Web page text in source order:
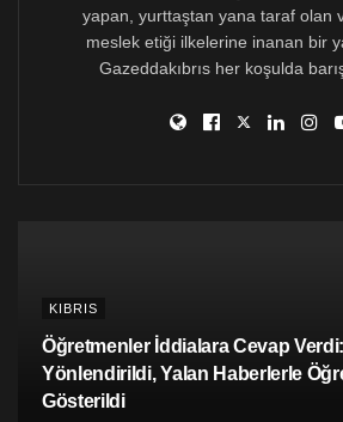
yapan, yurttaştan yana taraf olan
meslek etiği ilkelerine inanan bir
Gazeddakıbrıs her koşulda
KIBRIS
Öğretmenler İddialara Cevap
Yönlendirildi, Yalan Haberlerle
Gösterildi